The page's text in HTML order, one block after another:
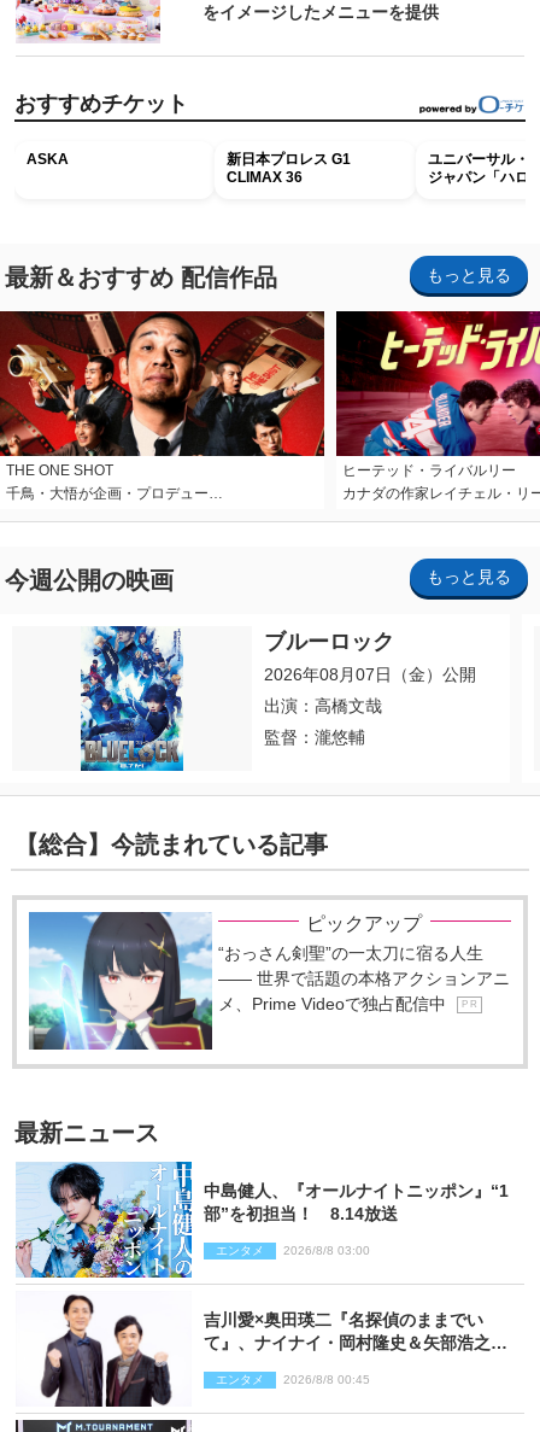
をイメージしたメニューを提供
おすすめチケット
ASKA
新日本プロレス G1
CLIMAX 36
ユニバーサル・
ジャパン「ハロ
最新＆おすすめ 配信作品 もっと見る
THE ONE SHOT
千鳥・大悟が企画・プロデュー…
ヒーテッド・ライバルリー
カナダの作家レイチェル・リ
今週公開の映画 もっと見る
ブルーロック
2026年08月07日（金）公開
出演：高橋文哉
監督：瀧悠輔
【総合】今読まれている記事
ピックアップ
“おっさん剣聖”の一太刀に宿る人生
―― 世界で話題の本格アクションアニ
メ、Prime Videoで独占配信中
P R
最新ニュース
中島健人、『オールナイトニッポン』“1
部”を初担当！ 8.14放送
エンタメ 2026/8/8 03:00
吉川愛×奥田瑛二『名探偵のままでい
て』、ナイナイ・岡村隆史＆矢部浩之の
エンタメ 2026/8/8 00:45